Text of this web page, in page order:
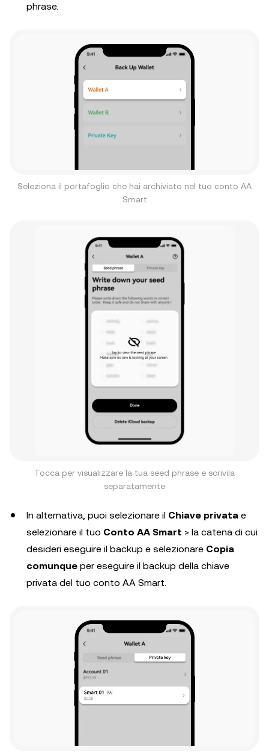
phrase.
Seleziona il portafoglio che hai archiviato nel tuo conto AA
Smart
Tocca per visualizzare la tua seed phrase e scrivila
separatamente
In alternativa, puoi selezionare il Chiave privata e
selezionare il tuo Conto AA Smart > la catena di cui
desideri eseguire il backup e selezionare Copia
comunque per eseguire il backup della chiave
privata del tuo conto AA Smart.